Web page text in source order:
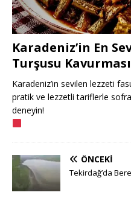
Karadeniz’in En
Turşusu
Karadeniz’in sevilen lezzeti
pratik ve lezzetli tariflerle
deneyin!
ÖNCEKI
Tekirdağ’da